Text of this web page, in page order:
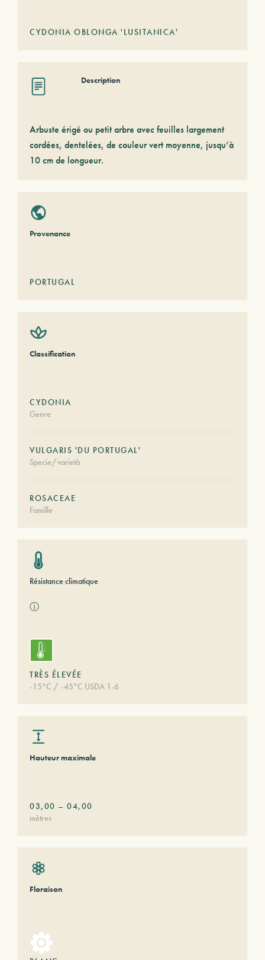
CYDONIA OBLONGA 'LUSITANICA'
Description
Arbuste érigé ou petit arbre avec feuilles largement
cordées, dentelées, de couleur vert moyenne, jusqu’à
10 cm de longueur.
Provenance
PORTUGAL
Classification
CYDONIA
Genre
VULGARIS 'DU PORTUGAL'
Specie/varietà
ROSACEAE
Famille
Résistance climatique
ⓘ
TRÈS ÉLEVÉE
-15°C / -45°C USDA 1-6
Hauteur maximale
03,00 – 04,00
mètres
Floraison